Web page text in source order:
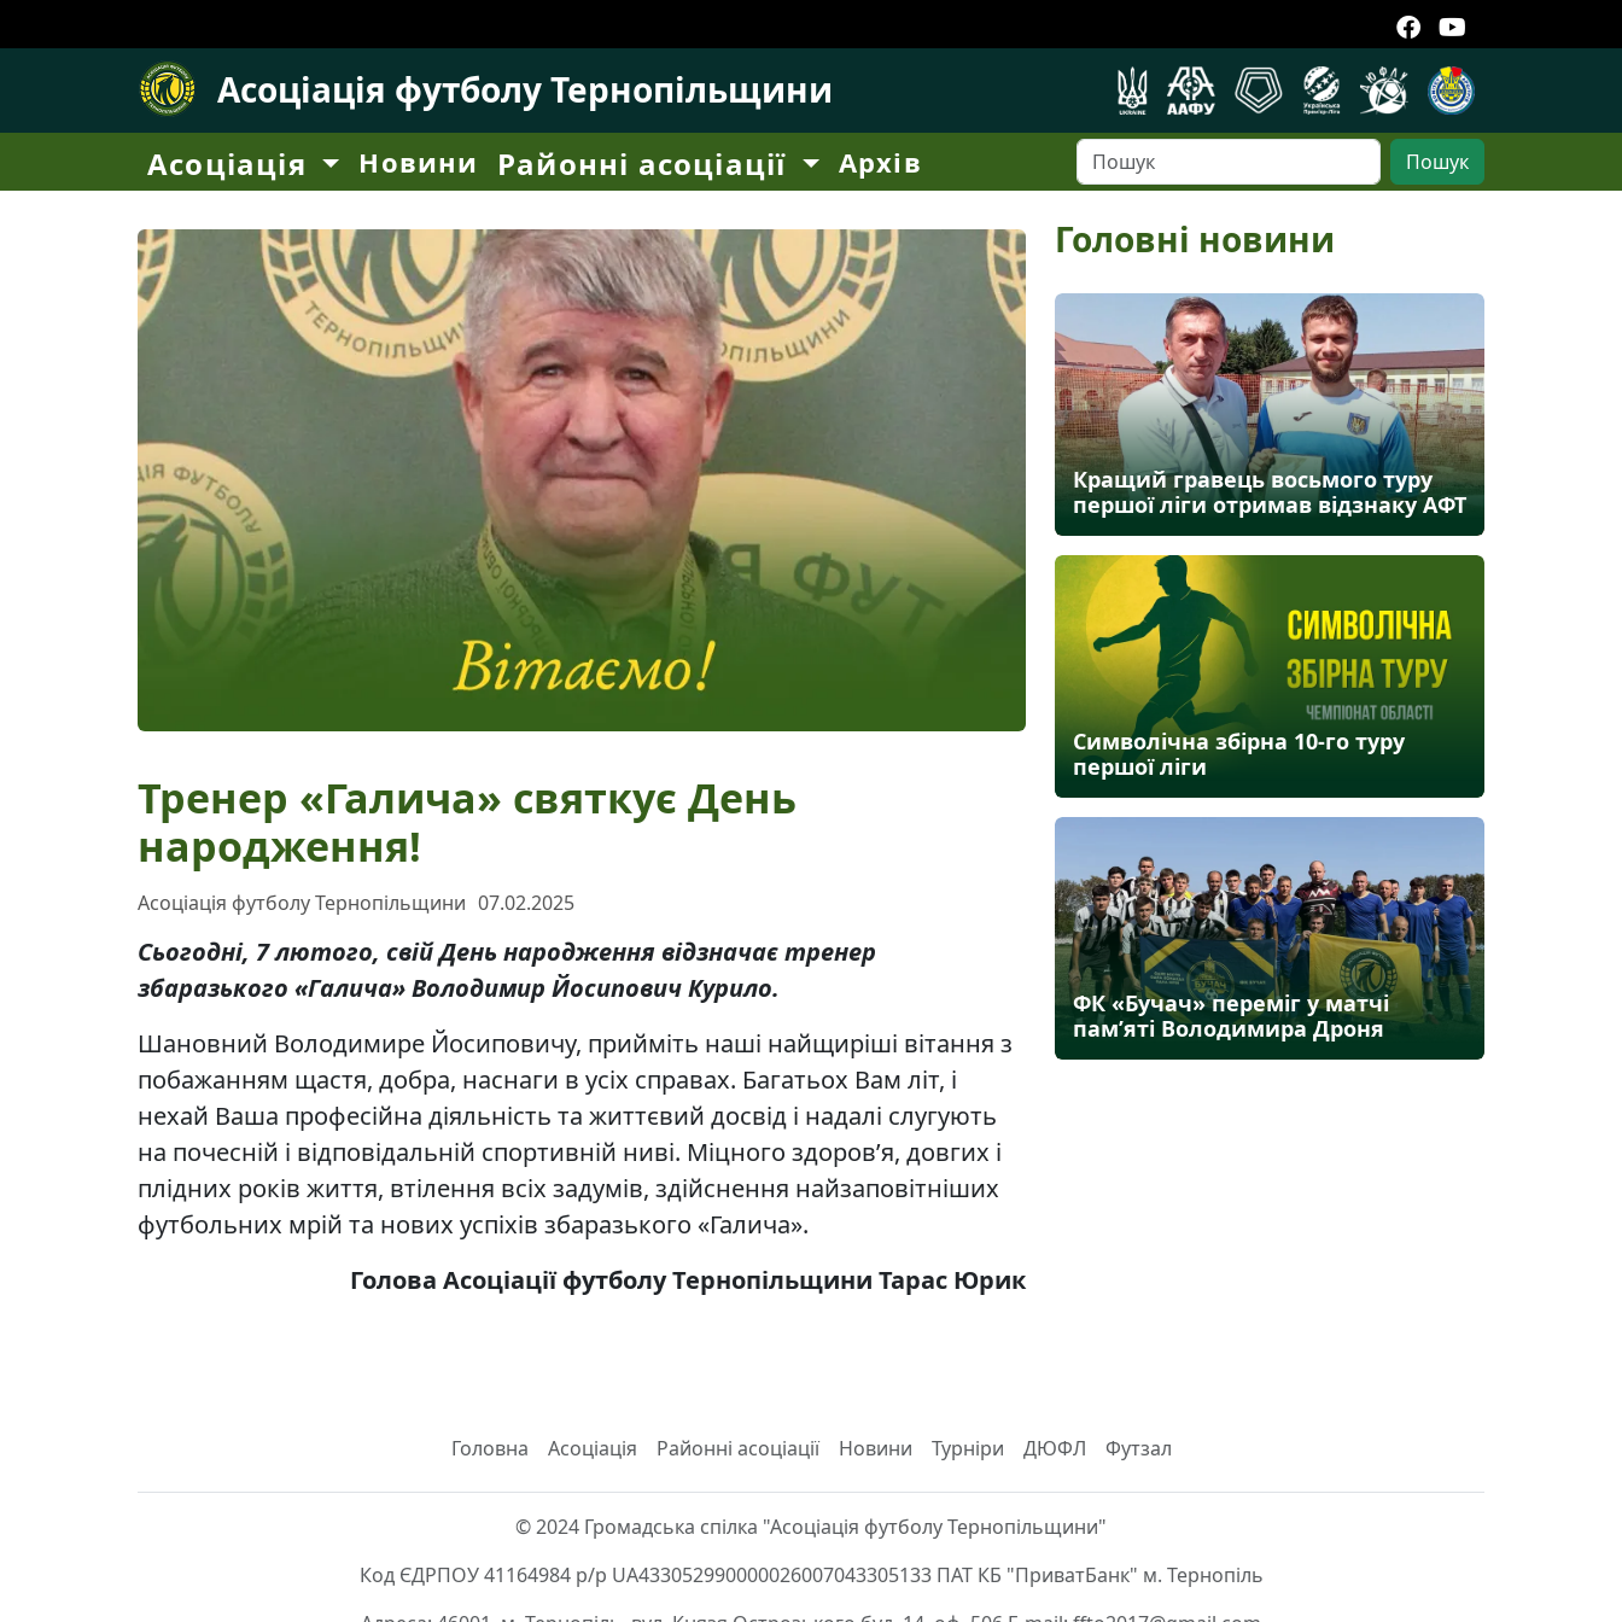
Асоціація футболу Тернопільщини
Асоціація Новини Районні асоціації Архів Пошук
Тренер «Галича» святкує День
народження!
Асоціація футболу Тернопільщини 07.02.2025
Сьогодні, 7 лютого, свій День народження відзначає тренер
збаразького «Галича» Володимир Йосипович Курило.
Шановний Володимире Йосиповичу, прийміть наші найщиріші вітання з
побажанням щастя, добра, наснаги в усіх справах. Багатьох Вам літ, і
нехай Ваша професійна діяльність та життєвий досвід і надалі слугують
на почесній і відповідальній спортивній ниві. Міцного здоров’я, довгих і
плідних років життя, втілення всіх задумів, здійснення найзаповітніших
футбольних мрій та нових успіхів збаразького «Галича».
Голова Асоціації футболу Тернопільщини Тарас Юрик
Головні новини
Кращий гравець восьмого туру
першої ліги отримав відзнаку АФТ
Символічна збірна 10-го туру
першої ліги
ФК «Бучач» переміг у матчі
пам’яті Володимира Дроня
Головна Асоціація Районні асоціації Новини Турніри ДЮФЛ Футзал
© 2024 Громадська спілка "Асоціація футболу Тернопільщини"
Код ЄДРПОУ 41164984 р/р UA433052990000026007043305133 ПАТ КБ "ПриватБанк" м. Тернопіль